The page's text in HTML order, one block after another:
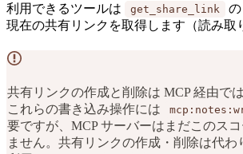
利用できるツールは get_share_link
現在の共有リンクを取得します（読み取
共有リンクの作成と削除は MCP 経由で
これらの書き込み操作には
要ですが、MCP サーバーはまだこのス
ません。共有リンクの作成・削除は代わ